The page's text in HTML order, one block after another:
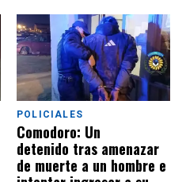
POLICIALES
Comodoro: Un
detenido tras amenazar
de muerte a un hombre e